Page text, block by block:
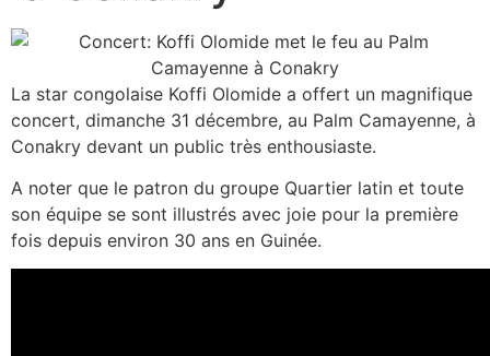
La star congolaise Koffi Olomide a offert un magnifique
concert, dimanche 31 décembre, au Palm Camayenne, à
Conakry devant un public très enthousiaste.
A noter que le patron du groupe Quartier latin et toute
son équipe se sont illustrés avec joie pour la première
fois depuis environ 30 ans en Guinée.